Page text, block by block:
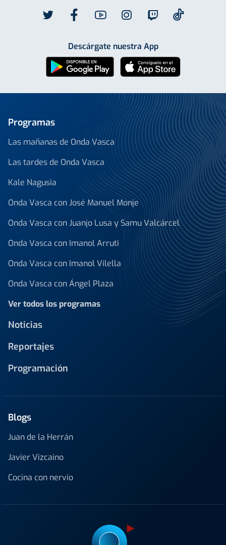
Descárgate nuestra App
Programas
Las mañanas de Onda Vasca
Las tardes de Onda Vasca
Kale Nagusia
Onda Vasca con José Manuel Monje
Onda Vasca con Juanjo Lusa y Samu Valcárcel
Onda Vasca con Imanol Arruti
Onda Vasca con Imanol Vilella
Onda Vasca con Ángel Plaza
Ver todos los programas
Noticias
Reportajes
Programación
Blogs
Juan de la Herrán
Javier Vizcaino
Cocina con nervio